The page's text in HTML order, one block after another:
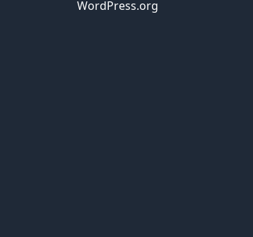
WordPress.org